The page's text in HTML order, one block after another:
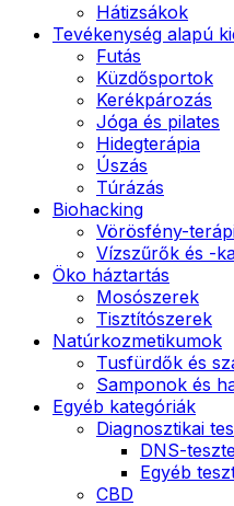
Hátizsákok
Tevékenység alapú
Futás
Küzdősportok
Kerékpározás
Jóga és pilates
Hidegterápia
Úszás
Túrázás
Biohacking
Vörösfény-
Vízszűrők és -
Öko háztartás
Mosószerek
Tisztítószerek
Natúrkozmetikumok
Tusfürdők és
Samponok és
Egyéb kategóriák
Diagnosztikai
DNS-
Egyéb
CBD